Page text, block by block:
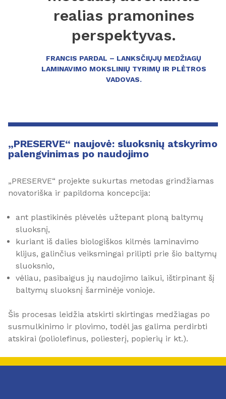
realias pramonines
perspektyvas.
FRANCIS PARDAL – LANKSČIŲJŲ MEDŽIAGŲ
LAMINAVIMO MOKSLINIŲ TYRIMŲ IR PLĖTROS
VADOVAS.
„PRESERVE“ naujovė: sluoksnių atskyrimo
palengvinimas po naudojimo
„PRESERVE“ projekte sukurtas metodas grindžiamas
novatoriška ir papildoma koncepcija:
ant plastikinės plėvelės užtepant ploną baltymų
sluoksnį,
kuriant iš dalies biologiškos kilmės laminavimo
klijus, galinčius veiksmingai prilipti prie šio baltymų
sluoksnio,
vėliau, pasibaigus jų naudojimo laikui, ištirpinant šį
baltymų sluoksnį šarminėje vonioje.
Šis procesas leidžia atskirti skirtingas medžiagas po
susmulkinimo ir plovimo, todėl jas galima perdirbti
atskirai (poliolefinus, poliesterį, popierių ir kt.).